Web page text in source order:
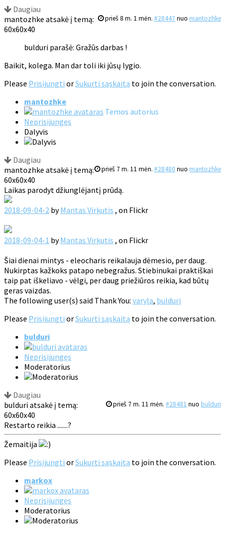
Daugiau
prieš 8 m. 1 mėn. #28447 nuo mantozhke
mantozhke atsakė į temą:
60x60x40
bulduri parašė: Gražūs darbas !
Baikit, kolega. Man dar toli iki jūsų lygio.
Please Prisijungti orSukurti sąskaitą to join the conversation.
mantozhke
Temos autorius
Neprisijungęs
Dalyvis
Daugiau
prieš 7 m. 11 mėn. #28480 nuo mantozhke
mantozhke atsakė į temą:
60x60x40
Laikas parodyt džiunglėjantį prūdą.
2018-09-04-2 byMantas Virkutis , on Flickr
2018-09-04-1 byMantas Virkutis , on Flickr
Šiai dienai mintys - eleocharis reikalauja dėmesio, per daug.
Nukirptas kažkoks patapo nebegražus. Stiebinukai praktiškai
taip pat iškeliavo - vėlgi, per daug priežiūros reikia, kad būtų
geras vaizdas.
The following user(s) said Thank You: varyla, bulduri
Please Prisijungti orSukurti sąskaitą to join the conversation.
bulduri
Neprisijungęs
Moderatorius
Daugiau
prieš 7 m. 11 mėn. #28481 nuo bulduri
bulduri atsakė į temą:
60x60x40
Restarto reikia .......?
Žemaitija
Please Prisijungti orSukurti sąskaitą to join the conversation.
markox
Neprisijungęs
Moderatorius